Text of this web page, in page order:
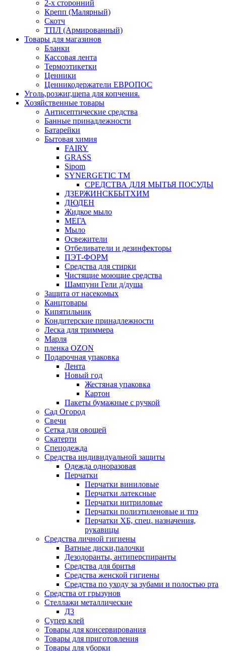
2-х сторонний
Крепп (Малярный)
Скотч
ТПЛ (Армированный)
Товары для магазинов
Бланки
Кассовая лента
Термоэтикетки
Ценники
Ценникодержатели ЕВРОПОС
Уголь,розжиг,щепа для копчения.
Хозяйственные товары
Антисептические средства
Банные принадлежности
Батарейки
Бытовая химия
FAIRY
GRASS
Sipom
SYNERGETIC TM
СРЕДСТВА ДЛЯ МЫТЬЯ ПОСУДЫ
ДЗЕРЖИНСКБЫТХИМ
ДЮДЕН
Жидкое мыло
МЕГА
Мыло
Освежители
Отбеливатели и дезинфекторы
ПЭТ-ФОРМ
Средства для стирки
Чистящие моющие средства
Шампуни Гели д/душа
Защита от насекомых
Канцтовары
Кипятильник
Кондитерские принадлежности
Леска для триммера
Марля
пленка OZON
Подарочная упаковка
Лента
Новый год
Жестяная упаковка
Картон
Пакеты бумажные с ручкой
Сад Огород
Свечи
Сетка для овощей
Скатерти
Спецодежда
Средства индивидуальной защиты
Одежда одноразовая
Перчатки
Перчатки виниловые
Перчатки латексные
Перчатки нитриловые
Перчатки полиэтиленовые и тпэ
Перчатки ХБ, спец. назначения,
рукавицы
Средства личной гигиены
Ватные диски,палочки
Дезодоранты, антиперспиранты
Средства для бритья
Средства женской гигиены
Средства по уходу за зубами и полостью рта
Средства от грызунов
Стеллажи металлические
Д3
Супер клей
Товары для консервирования
Товары для приготовления
Товары для уборки